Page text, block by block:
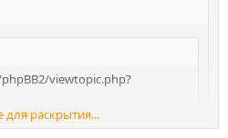
viewtopic.php?
раскрытия...